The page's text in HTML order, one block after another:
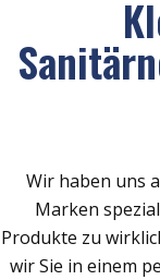
Wir haben uns
Marken
Produkte zu
wir Sie in einem